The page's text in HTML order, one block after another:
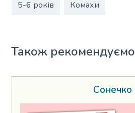
5-6 років Комахи
Також рекомендуємо
Сонечко